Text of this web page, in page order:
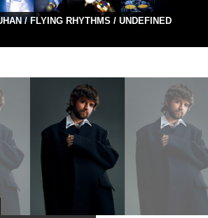
/ FLYING RHYTHMS / UNDEFINED